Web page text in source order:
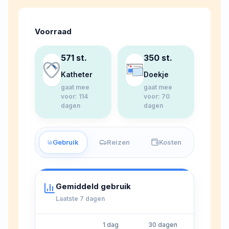
Voorraad
571 st.
Katheter
gaat mee
voor: 114
dagen
350 st.
Doekje
gaat mee
voor: 70
dagen
Gebruik Reizen Kosten
Gemiddeld gebruik
Laatste 7 dagen
1 dag 30 dagen